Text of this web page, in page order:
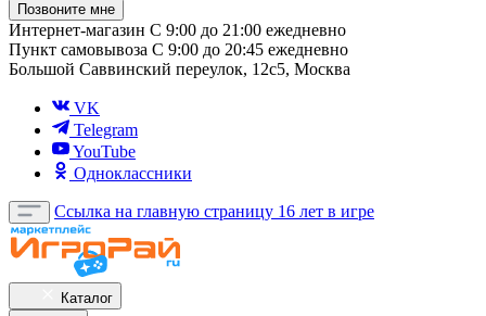
Позвоните мне
Интернет-магазин С 9:00 до 21:00 ежедневно
Пункт самовывоза С 9:00 до 20:45 ежедневно
Большой Саввинский переулок, 12с5, Москва
VK
Telegram
YouTube
Одноклассники
Ссылка на главную страницу 16 лет в игре
Каталог